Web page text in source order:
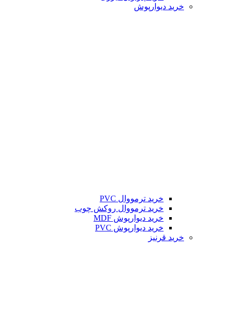
خرید دیوارپوش
خرید ترمووال PVC
خرید ترمووال روکش چوب
خرید دیوارپوش MDF
خرید دیوارپوش PVC
خرید قرنیز